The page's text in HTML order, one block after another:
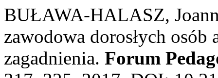
BUŁAWA-HALASZ,
zawodowa dorosłych
zagadnienia. Forum